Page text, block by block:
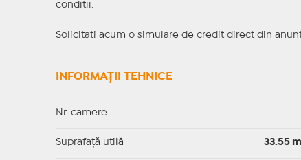
conditii.
Solicitati acum o simulare de credit direct din
INFORMAȚII TEHNICE
Nr. camere
Suprafaţă utilă 33.55